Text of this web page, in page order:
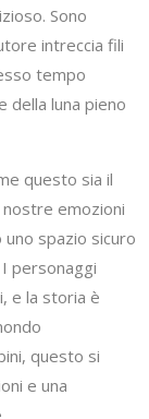
Sono
intreccia fili
tempo
della luna pieno
questo sia il
nostre emozioni
spazio sicuro
personaggi
e la storia è
questo si
e una